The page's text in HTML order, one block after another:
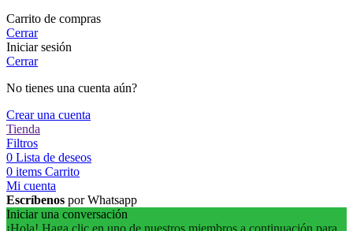
Carrito de compras
Cerrar
Iniciar sesión
Cerrar
No tienes una cuenta aún?
Crear una cuenta
Tienda
Filtros
0 Lista de deseos
0 items Carrito
Mi cuenta
Escríbenos por Whatsapp
Iniciar una conversación